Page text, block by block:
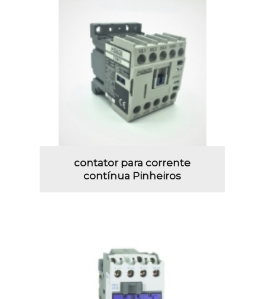
contator para corrente
contínua Pinheiros